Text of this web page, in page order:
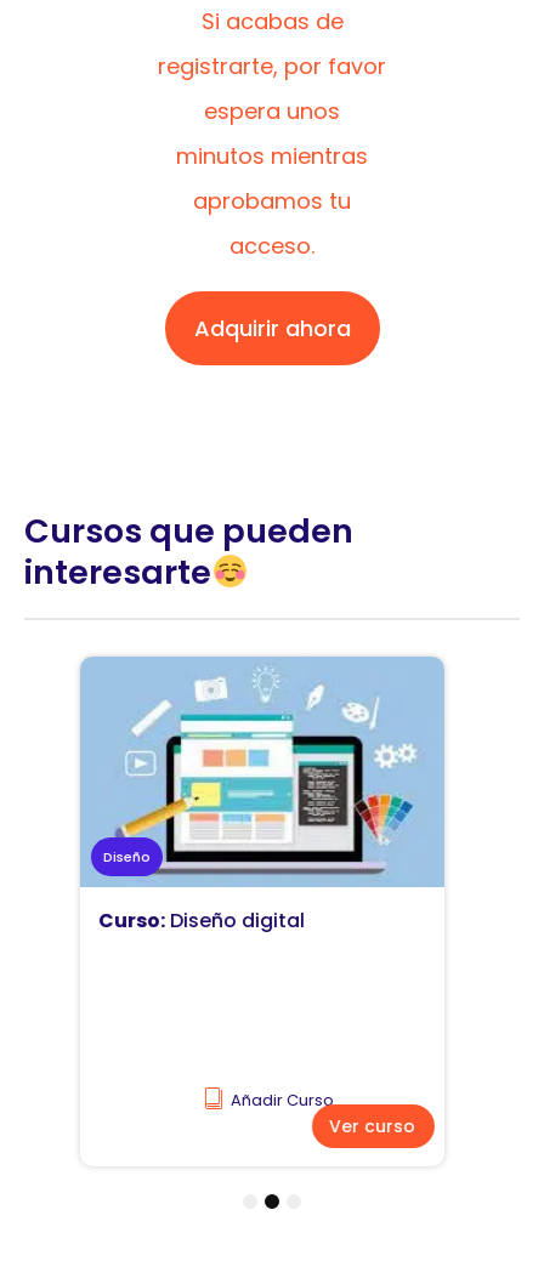
Si acabas de
registrarte, por favor
espera unos
minutos mientras
aprobamos tu
acceso.
Adquirir ahora
Cursos que pueden
interesarte
Marketing
Curso:Diseño y comunicación
Añadir Curso
Ver curso